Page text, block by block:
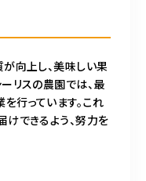
向上し、美味しい果
リスの農園では、最
行っています。これ
けできるよう、努力を